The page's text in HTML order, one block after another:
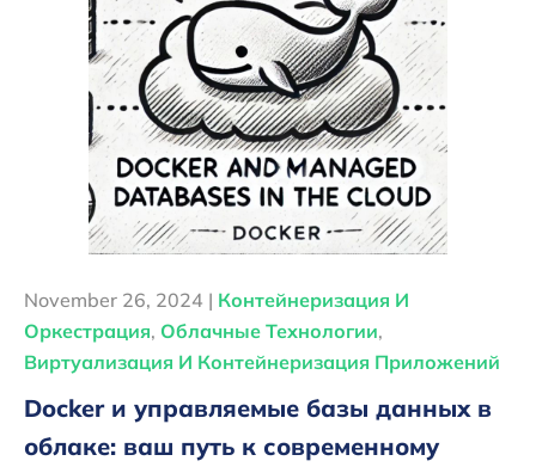
November 26, 2024 | Контейнеризация И
Оркестрация, Облачные Технологии,
Виртуализация И Контейнеризация Приложений
Docker и управляемые базы данных в
облаке: ваш путь к современному